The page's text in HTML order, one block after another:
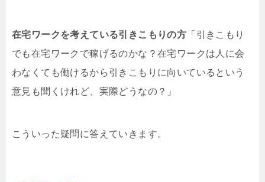
在宅ワークを考えている引きこもりの方 「引きこもり
でも在宅ワークで稼げるのかな？在宅ワークは人に会
わなくても働けるから引きこもりに向いているという
意見も聞くけれど、実際どうなの？」
こういった疑問に答えていきます。